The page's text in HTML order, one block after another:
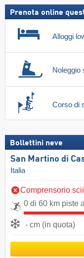
Prenota online
Alloggi
Noleggio
Corso di
Bollettini neve
San Martino di
Italia
Comprensorio
0 di 60 km piste
- cm (in quota)